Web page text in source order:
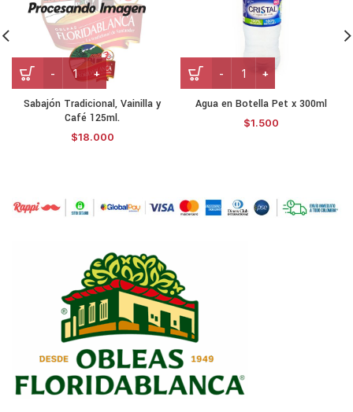
Sabajón Tradicional, Vainilla y
Café 125ml.
$18.000
Agua en Botella Pet x 300ml
$1.500